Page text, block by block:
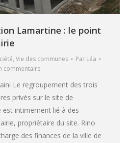
Lamartine : le point
, Vie des communes Par Léa
commentaire
Le regroupement des trois
privés sur le site de
est intimement lié à des
propriétaire du site. Rino
des finances de la ville de